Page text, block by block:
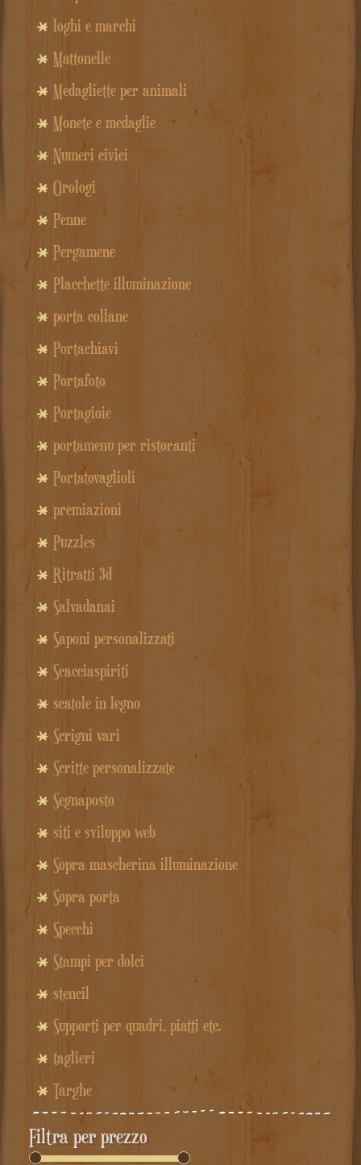
loghi e marchi
Mattonelle
Medagliette per animali
Monete e medaglie
Numeri civici
Orologi
Penne
Pergamene
Placchette illuminazione
porta collane
Portachiavi
Portafoto
Portagioie
portamenu per ristoranti
Portatovaglioli
premiazioni
Puzzles
Ritratti 3d
Salvadanai
Saponi personalizzati
Scacciaspiriti
scatole in legno
Scrigni vari
Scritte personalizzate
Segnaposto
siti e sviluppo web
Sopra mascherina illuminazione
Sopra porta
Specchi
Stampi per dolci
stencil
Supporti per quadri, piatti etc.
taglieri
Targhe
Filtra per prezzo